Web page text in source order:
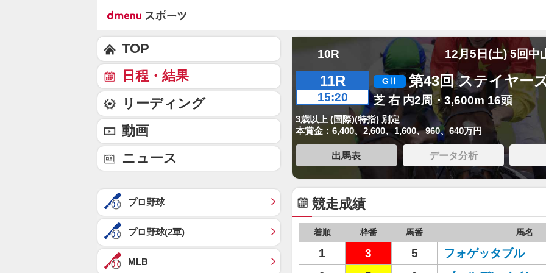
10R 12月5日(土) 5回中
11R
15:20
第43回 ステイヤー
芝 右 内2周・3,600m 16頭
3歳以上 (国際)(特指) 別定
本賞金：6,400、2,600、1,600、960、640万円
出馬表 データ分析
競走成績
着順 枠番 馬番 馬名
1 3 5
フォゲッタブル
TOP
日程・結果
リーディング
動画
ニュース
プロ野球
プロ野球(2軍)
MLB